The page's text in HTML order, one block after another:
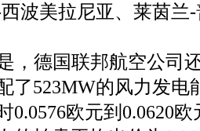
波美拉尼亚、莱茵兰
，德国联邦航空公司
了523MW的风力发电
0.0576欧元到0.0620